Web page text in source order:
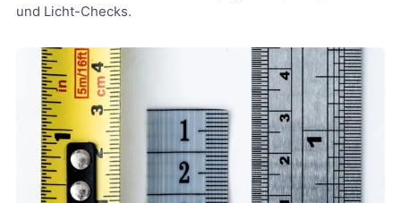
und Licht-Checks.